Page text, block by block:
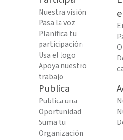
Nuestra visión
Pasa la voz
Planifica tu
participación
Usa el logo
Apoya nuestro
trabajo
Publica
Publica una
Oportunidad
Suma tu
Organización